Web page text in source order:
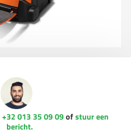
+32 013 35 09 09ofstuur een
bericht.